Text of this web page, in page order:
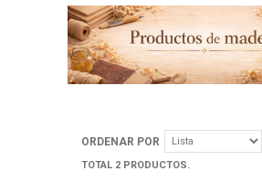
ORDENAR POR
TOTAL 2 PRODUCTOS.